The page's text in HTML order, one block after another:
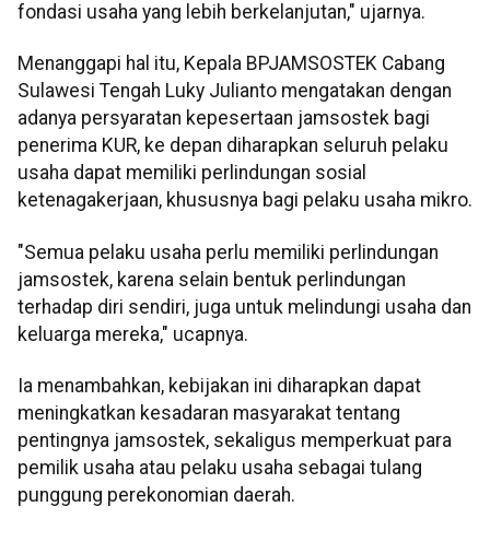
fondasi usaha yang lebih berkelanjutan," ujarnya.
Menanggapi hal itu, Kepala BPJAMSOSTEK Cabang
Sulawesi Tengah Luky Julianto mengatakan dengan
adanya persyaratan kepesertaan jamsostek bagi
penerima KUR, ke depan diharapkan seluruh pelaku
usaha dapat memiliki perlindungan sosial
ketenagakerjaan, khususnya bagi pelaku usaha mikro.
"Semua pelaku usaha perlu memiliki perlindungan
jamsostek, karena selain bentuk perlindungan
terhadap diri sendiri, juga untuk melindungi usaha dan
keluarga mereka," ucapnya.
Ia menambahkan, kebijakan ini diharapkan dapat
meningkatkan kesadaran masyarakat tentang
pentingnya jamsostek, sekaligus memperkuat para
pemilik usaha atau pelaku usaha sebagai tulang
punggung perekonomian daerah.